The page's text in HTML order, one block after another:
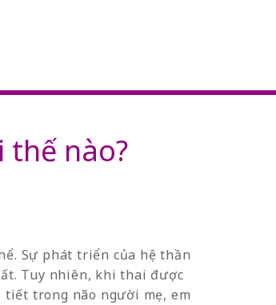
thế nào?
Sự phát triển của hệ thần
Tuy nhiên, khi thai được
tiết trong não người mẹ, em